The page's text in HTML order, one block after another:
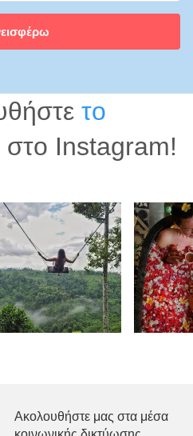
το
στο Instagram!
Ακολουθήστε μας στα μέσα